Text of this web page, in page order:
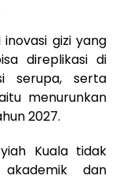
gizi yang
direplikasi di
serupa, serta
menurunkan
2027.
Kuala tidak
dan